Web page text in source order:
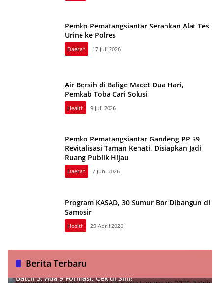
Pemko Pematangsiantar Serahkan Alat Tes
Urine ke Polres
Daerah 17 Juli 2026
Air Bersih di Balige Macet Dua Hari,
Pemkab Toba Cari Solusi
Health 9 Juli 2026
Pemko Pematangsiantar Gandeng PP 59
Revitalisasi Taman Kehati, Disiapkan Jadi
Ruang Publik Hijau
Daerah 7 Juni 2026
Program KASAD, 30 Sumur Bor Dibangun di
Samosir
Health 29 April 2026
Berita Terbaru
Kemendiktisaintek Buka Praktik Kerja Lapangan 2026
Batch 3, Ada 9 Formasi, Cek di Sini!